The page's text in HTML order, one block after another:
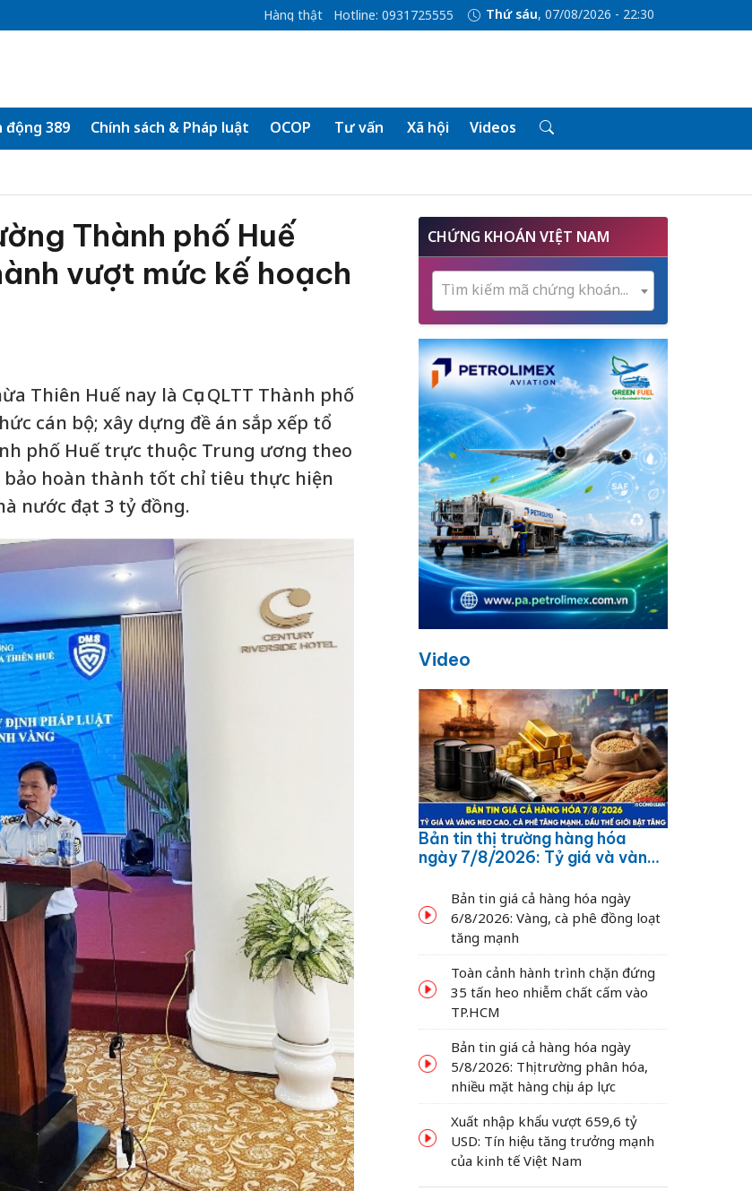
Hàng thật Hotline: 0931725555 Thứ sáu, 07/08/2026 - 22:30
động 389 Chính sách & Pháp luật OCOP Tư vấn Xã hội Videos
Thành phố Huế
vượt mức kế hoạch
Thiên Huế nay là Cục QLTT Thành phố
cán bộ; xây dựng đề án sắp xếp tổ
phố Huế trực thuộc Trung ương theo
hoàn thành tốt chỉ tiêu thực hiện
nước đạt 3 tỷ đồng.
CHỨNG KHOÁN VIỆT NAM
Tìm kiếm mã chứng khoán...
Video
Bản tin thị trường hàng hóa
ngày 7/8/2026: Tỷ giá và vàng
dầu thế giới bật tăng
Bản tin giá cả hàng hóa ngày
6/8/2026: Vàng, cà phê đồng loạt
tăng mạnh
Toàn cảnh hành trình chặn đứng
35 tấn heo nhiễm chất cấm vào
TP.HCM
Bản tin giá cả hàng hóa ngày
5/8/2026: Thị trường phân hóa,
nhiều mặt hàng chịu áp lực
Xuất nhập khẩu vượt 659,6 tỷ
USD: Tín hiệu tăng trưởng mạnh
của kinh tế Việt Nam